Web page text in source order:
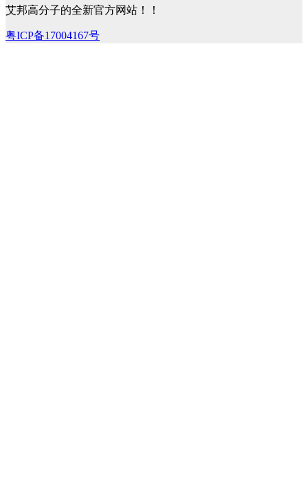
艾邦高分子的全新官方网站！！
粤ICP备17004167号